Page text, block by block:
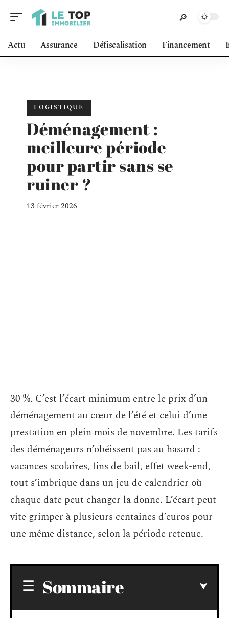
Actu Assurance Défiscalisation Financement
LOGISTIQUE
Déménagement :
meilleure période
pour partir sans se
ruiner ?
13 février 2026
30 %. C’est l’écart minimum entre le prix d’un
déménagement au cœur de l’été et celui d’une
prestation en plein mois de novembre. Les tarifs
des déménageurs n’obéissent pas au hasard :
vacances scolaires, fins de bail, effet week-end,
tout s’imbrique dans un jeu de calendrier où
chaque date peut changer la donne. L’écart peut
vite grimper à plusieurs centaines d’euros pour
une même distance, selon la période retenue.
Sommaire